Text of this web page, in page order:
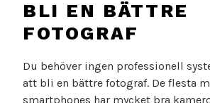
BLI EN BÄTTRE
FOTOGRAF
Du behöver ingen professionell
att bli en bättre fotograf. De flesta
smartphones har mycket bra